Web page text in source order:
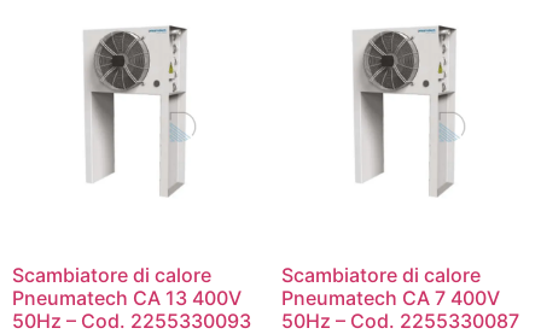
Scambiatore di calore
Pneumatech CA 13 400V
50Hz – Cod. 2255330093
Scambiatore di calore
Pneumatech CA 7 400V
50Hz – Cod. 2255330087